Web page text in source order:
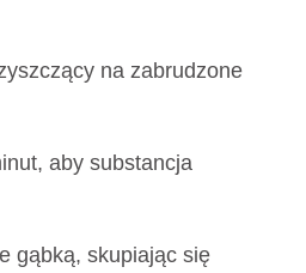
na zabrudzone
aby substancja
gąbką, skupiając się